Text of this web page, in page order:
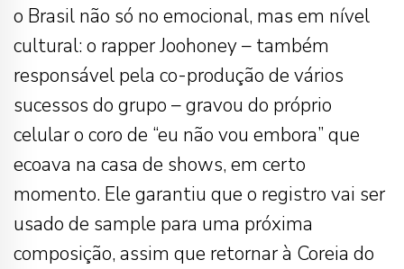
o Brasil não só no emocional, mas em nível
cultural: o rapper Joohoney – também
responsável pela co-produção de vários
sucessos do grupo – gravou do próprio
celular o coro de “eu não vou embora” que
ecoava na casa de shows, em certo
momento. Ele garantiu que o registro vai ser
usado de sample para uma próxima
composição, assim que retornar à Coreia do